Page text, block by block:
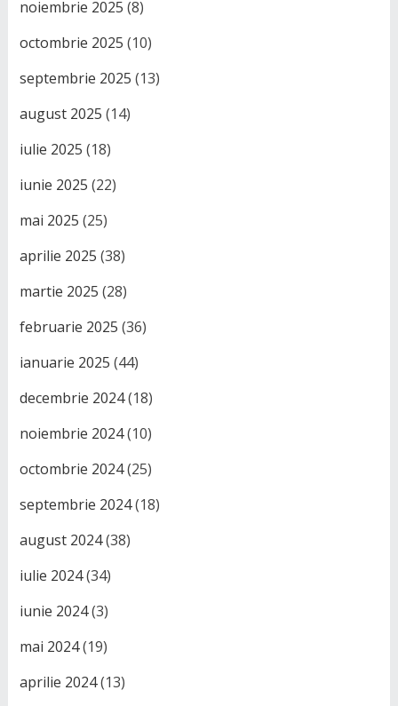
noiembrie 2025 (8)
octombrie 2025 (10)
septembrie 2025 (13)
august 2025 (14)
iulie 2025 (18)
iunie 2025 (22)
mai 2025 (25)
aprilie 2025 (38)
martie 2025 (28)
februarie 2025 (36)
ianuarie 2025 (44)
decembrie 2024(18)
noiembrie 2024(10)
octombrie 2024(25)
septembrie 2024(18)
august 2024(38)
iulie 2024(34)
iunie 2024(3)
mai 2024(19)
aprilie 2024(13)